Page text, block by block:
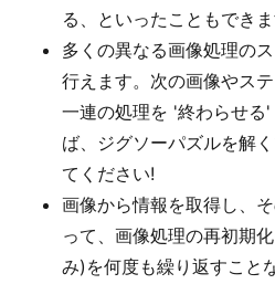
る、といったこともでき
多くの異なる画像処理の
行えます。次の画像やス
一連の処理を '終わらせる
ば、ジグソーパズルを解
てください!
画像から情報を取得し、
って、画像処理の再初期
み)を何度も繰り返すこと